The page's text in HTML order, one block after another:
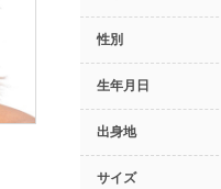
性別
生年月日
出身地
サイズ